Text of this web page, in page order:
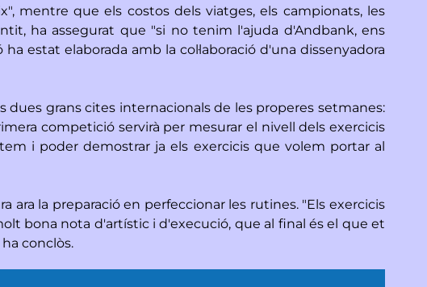
mentre que els costos dels viatges, els campionats, les
ha assegurat que "si no tenim l'ajuda d'Andbank, ens
estat elaborada amb la col·laboració d'una dissenyadora
grans cites internacionals de les properes setmanes:
competició servirà per mesurar el nivell dels exercicis
i poder demostrar ja els exercicis que volem portar al
la preparació en perfeccionar les rutines. "Els exercicis
bona nota d'artístic i d'execució, que al final és el que et
conclòs.